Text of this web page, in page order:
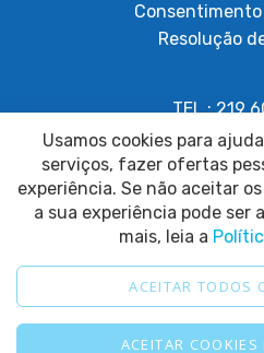
Consentimento
Resolução
TEL.: 219
Chamada para
2025 © Papagaio sem Penas.
Usamos cookies para
serviços, fazer ofertas
experiência. Se não aceitar
a sua experiência pode ser
mais, leia a
ACEITAR TODOS
ACEITAR COOKIES